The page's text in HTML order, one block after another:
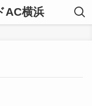
AC横浜